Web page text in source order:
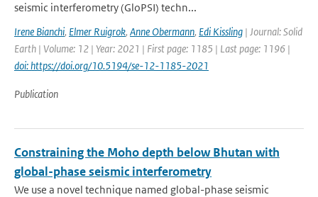
seismic interferometry (GloPSI) techn...
Irene Bianchi, Elmer Ruigrok, Anne Obermann, Edi Kissling | Journal: Solid
Earth | Volume: 12 | Year: 2021 | First page: 1185 | Last page: 1196 |
doi: https://doi.org/10.5194/se-12-1185-2021
Publication
Constraining the Moho depth below Bhutan with
global-phase seismic interferometry
We use a novel technique named global-phase seismic